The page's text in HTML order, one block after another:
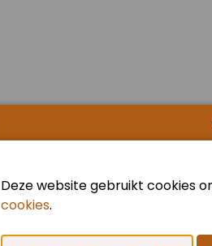
Deze website gebruikt cookies
cookies.